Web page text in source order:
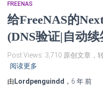
FREENAS
给FreeNAS的
(DNS验证|自动续
Post Views: 3,710 原创文章
阅读更多
由 Lordpenguindd ， 6 年前